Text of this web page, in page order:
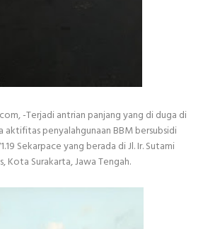
-Terjadi antrian panjang yang di duga di
aktifitas penyalahgunaan BBM bersubsidi
Sekarpace yang berada di Jl. Ir. Sutami
Kota Surakarta, Jawa Tengah.